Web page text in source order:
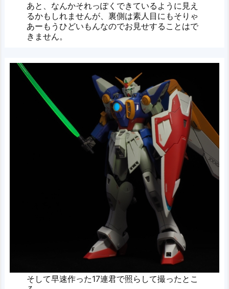
あと、なんかそれっぽくできているように見え
るかもしれませんが、裏側は素人目にもそりゃ
あーもうひどいもんなのでお見せすることはで
きません。
そして早速作った17連君で照らして撮ったとこ